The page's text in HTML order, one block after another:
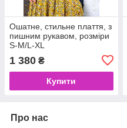
Ошатне, стильне плаття, з
пишним рукавом, розміри
S-M/L-XL
1 380 ₴
Купити
Про нас